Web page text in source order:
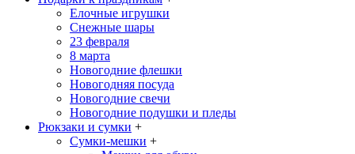
Елочные игрушки
Снежные шары
23 февраля
8 марта
Новогодние флешки
Новогодняя посуда
Новогодние свечи
Новогодние подушки и пледы
Рюкзаки и сумки +
Сумки-мешки +